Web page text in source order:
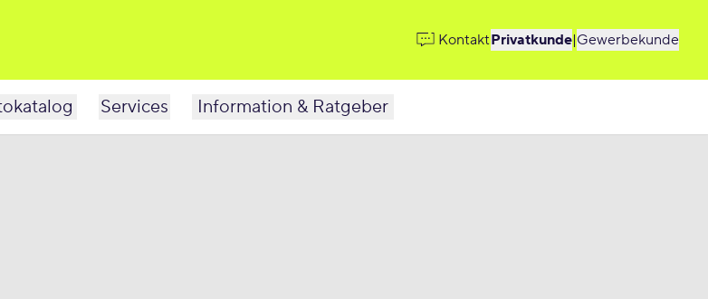
KontaktPrivatkunde|Gewerbekunde
Services Information & Ratgeber